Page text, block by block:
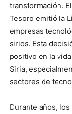
transformación.
Tesoro emitió la
empresas
sirios. Esta
positivo en la
Siria,
sectores de
Durante años,